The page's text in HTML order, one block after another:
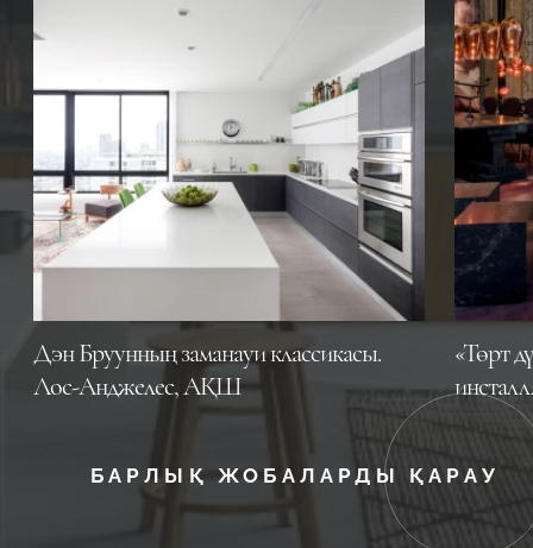
Дэн Бруунның заманауи классикасы.
Лос-Анджелес, АҚШ
«Төрт
БАРЛЫҚ ЖОБАЛАРДЫ ҚАРАУ